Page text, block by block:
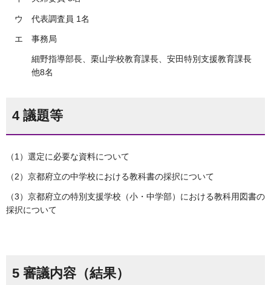
ウ 代表調査員 1名
エ 事務局
細野指導部長、栗山学校教育課長、安田特別支援教育課長
他8名
4 議題等
（1）選定に必要な資料について
（2）京都府立の中学校における教科書の採択について
（3）京都府立の特別支援学校（小・中学部）における教科用図書の
採択について
5 審議内容（結果）